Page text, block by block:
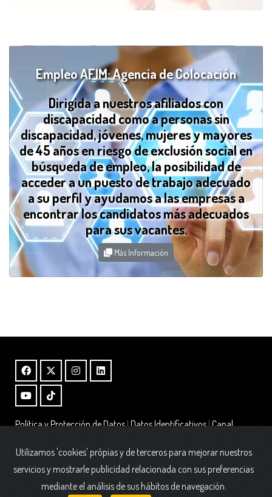
Empleo AFIM: Agencia de Colocación
Dirigida a nuestros afiliados con
discapacidad como a personas sin
discapacidad, jóvenes, mujeres y mayores
de 45 años en riesgo de exclusión social en
búsqueda de empleo, la posibilidad de
acceder a un puesto de trabajo adecuado
a su perfil y ayudamos a las empresas a
encontrar los candidatos más adecuados
para sus vacantes.
Más Información
Utilizamos 'cookies' própias y de terceros para mejorar nuestros
servicios y mostrarle publicidad relacionada con sus preferencias
mediante el análisis de sus hábitos de navegación.
Política y Protección de Datos|Datos Identificativos|Canal
Fundación AFIM.
Calle Cólquide 6 - Edificio Prisma - Portal 2 - Oficina A1